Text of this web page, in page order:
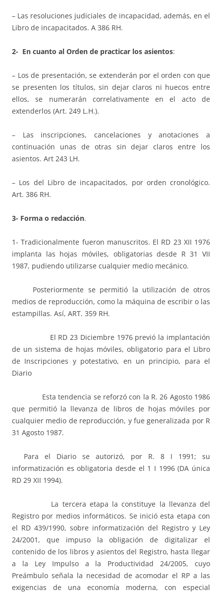
– Las resoluciones judiciales de incapacidad, además, en el
Libro de incapacitados. A 386 RH.
2- En cuanto al Orden de practicar los asientos:
– Los de presentación, se extenderán por el orden con que
se presenten los títulos, sin dejar claros ni huecos entre
ellos, se numerarán correlativamente en el acto de
extenderlos (Art. 249 L.H.).
– Las inscripciones, cancelaciones y anotaciones a
continuación unas de otras sin dejar claros entre los
asientos. Art 243 LH.
– Los del Libro de incapacitados, por orden cronológico.
Art. 386 RH.
3- Forma o redacción.
1- Tradicionalmente fueron manuscritos. El RD 23 XII 1976
implanta las hojas móviles, obligatorias desde R 31 VII
1987, pudiendo utilizarse cualquier medio mecánico.
Posteriormente se permitió la utilización de otros
medios de reproducción, como la máquina de escribir o las
estampillas. Así, ART. 359 RH.
El RD 23 Diciembre 1976 previó la implantación
de un sistema de hojas móviles, obligatorio para el Libro
de Inscripciones y potestativo, en un principio, para el
Diario
Esta tendencia se reforzó con la R. 26 Agosto 1986
que permitió la llevanza de libros de hojas móviles por
cualquier medio de reproducción, y fue generalizada por R
31 Agosto 1987.
Para el Diario se autorizó, por R. 8 I 1991; su
informatización es obligatoria desde el 1 I 1996 (DA única
RD 29 XII 1994).
La tercera etapa la constituye la llevanza del
Registro por medios informáticos. Se inició esta etapa con
el RD 439/1990, sobre informatización del Registro y Ley
24/2001, que impuso la obligación de digitalizar el
contenido de los libros y asientos del Registro, hasta llegar
a la Ley Impulso a la Productividad 24/2005, cuyo
Preámbulo señala la necesidad de acomodar el RP a las
exigencias de una economía moderna, con especial